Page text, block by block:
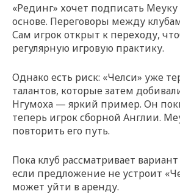
«Рединг» хочет подписать
основе. Переговоры между
Сам игрок открыт к переходу,
регулярную игровую практику.
Однако есть риск: «Челси» уже
талантов, которые затем
Нгумоха — яркий пример. Он
теперь игрок сборной Англии.
повторить его путь.
Пока клуб рассматривает
если предложение не устроит
может уйти в аренду.